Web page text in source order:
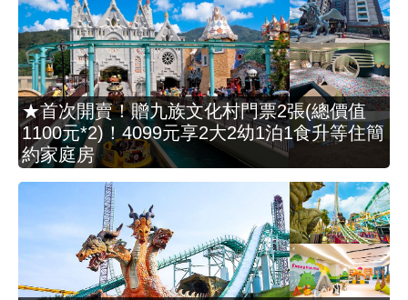
★首次開賣！贈九族文化村門票2張(總價值
1100元*2)！4099元享2大2幼1泊1食升等住簡
約家庭房